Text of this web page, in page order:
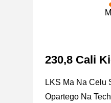
230,8 Cali
LKS Ma Na Celu
Opartego Na